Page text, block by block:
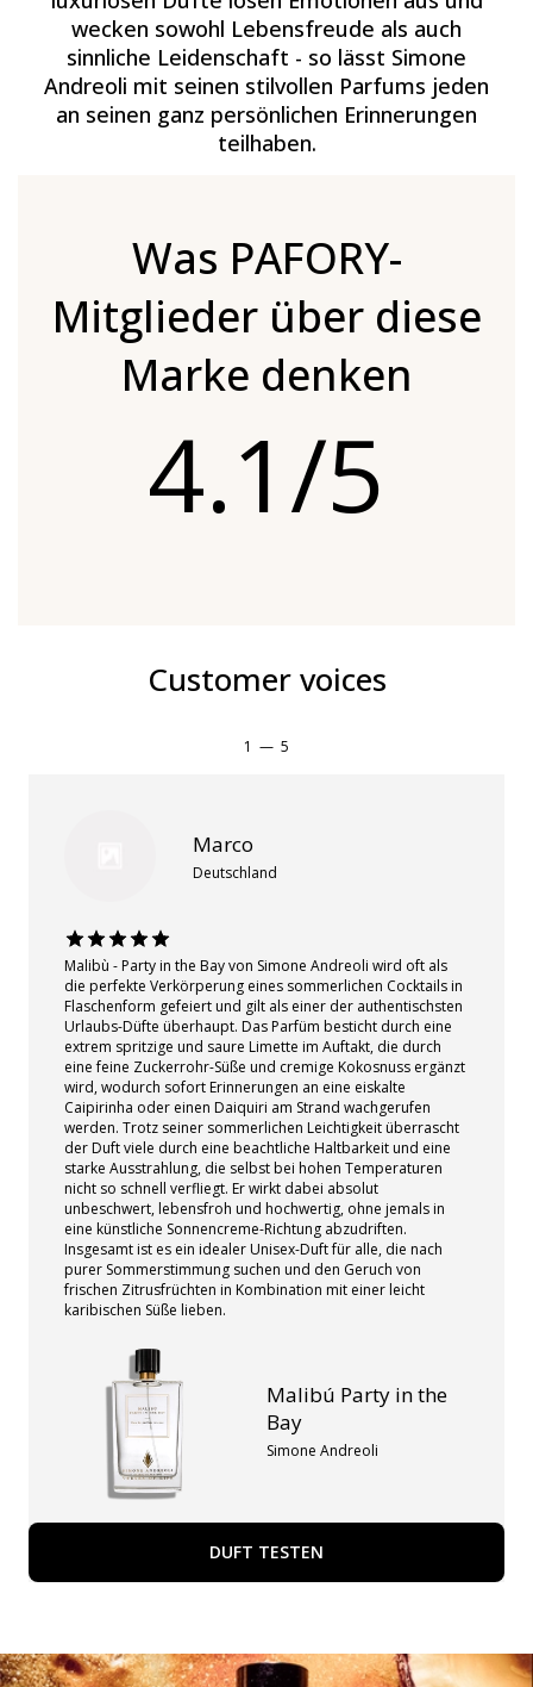
wecken sowohl Lebensfreude als auch
sinnliche Leidenschaft - so lässt Simone
Andreoli mit seinen stilvollen Parfums jeden
an seinen ganz persönlichen Erinnerungen
teilhaben.
Was PAFORY-
Mitglieder über diese
Marke denken
4.1/5
Customer voices
1 — 5
Marco
Deutschland
Malibù - Party in the Bay von Simone Andreoli wird oft als
die perfekte Verkörperung eines sommerlichen Cocktails in
Flaschenform gefeiert und gilt als einer der authentischsten
Urlaubs-Düfte überhaupt. Das Parfüm besticht durch eine
extrem spritzige und saure Limette im Auftakt, die durch
eine feine Zuckerrohr-Süße und cremige Kokosnuss ergänzt
wird, wodurch sofort Erinnerungen an eine eiskalte
Caipirinha oder einen Daiquiri am Strand wachgerufen
werden. Trotz seiner sommerlichen Leichtigkeit überrascht
der Duft viele durch eine beachtliche Haltbarkeit und eine
starke Ausstrahlung, die selbst bei hohen Temperaturen
nicht so schnell verfliegt. Er wirkt dabei absolut
unbeschwert, lebensfroh und hochwertig, ohne jemals in
eine künstliche Sonnencreme-Richtung abzudriften.
Insgesamt ist es ein idealer Unisex-Duft für alle, die nach
purer Sommerstimmung suchen und den Geruch von
frischen Zitrusfrüchten in Kombination mit einer leicht
karibischen Süße lieben.
Malibú Party in the
Bay
Simone Andreoli
DUFT TESTEN